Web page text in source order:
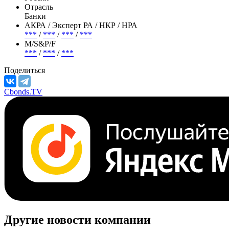
Отрасль
Банки
АКРА / Эксперт РА / НКР / НРА
*** / *** / *** / ***
М/S&P/F
*** / *** / ***
Поделиться
Cbonds.TV
Другие новости компании